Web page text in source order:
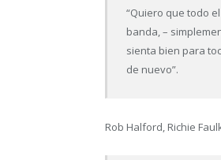
“Quiero que todo
banda, –
sienta bien para
de nuevo”.
Rob Halford, Richie